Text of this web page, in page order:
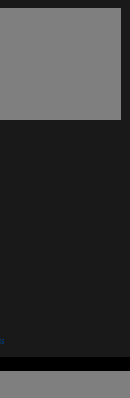
en nueva ventana)
en nueva ventana)